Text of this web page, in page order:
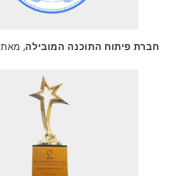
חברת פיתוח התוכנה המובילה, מאת GoodFirms